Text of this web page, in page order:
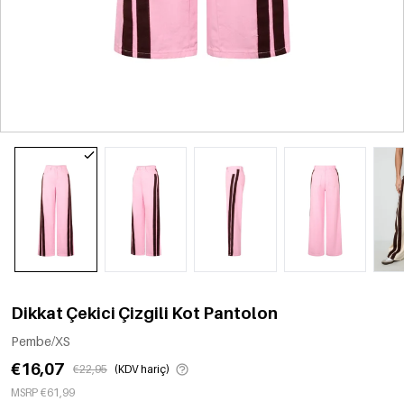
Dikkat Çekici Çizgili Kot Pantolon
Pembe/XS
€16,07 €22,95 (KDV hariç)
MSRP €61,99